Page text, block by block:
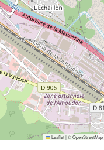
Leaflet|©OpenStreetMap